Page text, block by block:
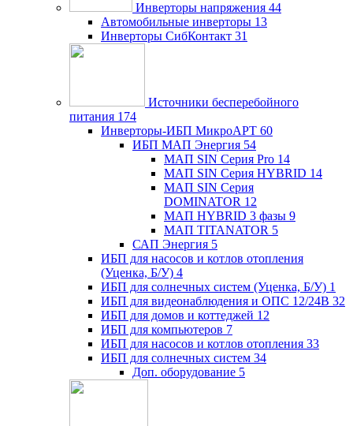
Инверторы напряжения 44
Автомобильные инверторы 13
Инверторы СибКонтакт 31
Источники бесперебойного
питания 174
Инверторы-ИБП МикроАРТ 60
ИБП МАП Энергия 54
МАП SIN Серия Pro 14
МАП SIN Серия HYBRID 14
МАП SIN Серия
DOMINATOR 12
МАП HYBRID 3 фазы 9
МАП TITANATOR 5
САП Энергия 5
ИБП для насосов и котлов отопления
(Уценка, Б/У) 4
ИБП для солнечных систем (Уценка, Б/У) 1
ИБП для видеонаблюдения и ОПС 12/24В 32
ИБП для домов и коттеджей 12
ИБП для компьютеров 7
ИБП для насосов и котлов отопления 33
ИБП для солнечных систем 34
Доп. оборудование 5